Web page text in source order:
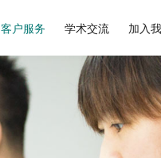
客户服务 学术交流 加入